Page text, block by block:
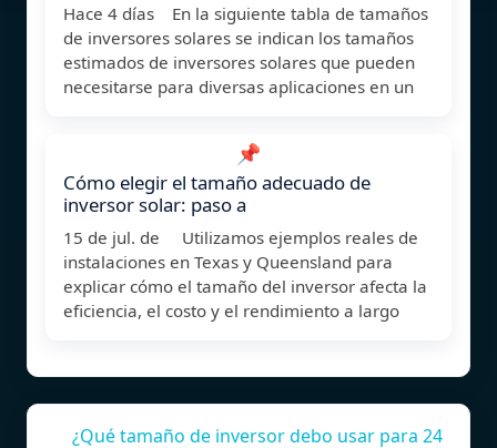
Hace 4 días En la siguiente tabla de tamaños
de inversores solares se indican los tamaños
estimados de inversores solares que pueden
necesitarse para diversas aplicaciones en un
📌
Cómo elegir el tamaño adecuado de
inversor solar: paso a
15 de jul. de Utilizamos ejemplos reales de
instalaciones en Texas y Queensland para
explicar cómo el tamaño del inversor afecta la
eficiencia, el costo y el rendimiento a largo
¿Qué tamaño de inversor debo usar para 24